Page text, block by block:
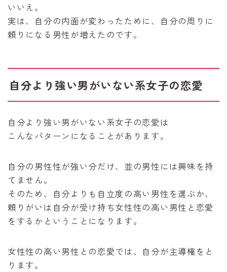
いいえ。
実は、自分の内面が変わったために、自分の周りに
頼りになる男性が増えたのです。
自分より強い男がいない系女子の恋愛
自分より強い男がいない系女子の恋愛は
こんなパターンになることがあります。
自分の男性性が強い分だけ、並の男性には興味を持
てません。
そのため、自分よりも自立度の高い男性を選ぶか、
頼りがいは自分が受け持ち女性性の高い男性と恋愛
をするかということになります。
女性性の高い男性との恋愛では、自分が主導権をと
ります。